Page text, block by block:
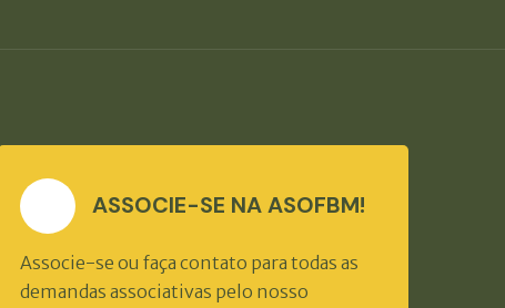
ASSOCIE-SE NA ASOFBM!
Associe-se ou faça contato para todas as
demandas associativas pelo nosso